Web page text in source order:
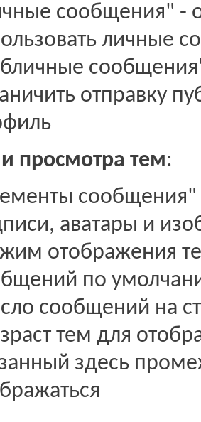
сообщения" -
личные
отправку
просмотра тем:
сообщения"
аватары и
отображения
по
сообщений на
тем для
здесь